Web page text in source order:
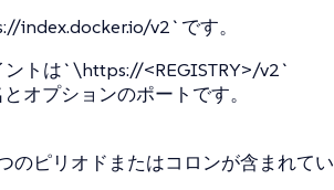
index.docker.io/v2`です。
トは`\https://<REGISTRY>/v2`
オプションのポートです。
のピリオドまたはコロンが含まれてい